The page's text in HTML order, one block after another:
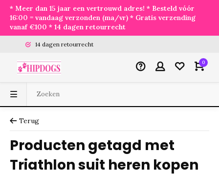
* Meer dan 15 jaar een vertrouwd adres! * Besteld vóór
16:00 = vandaag verzonden (ma/vr) * Gratis verzending
vanaf €100 * 14 dagen retourrecht
14 dagen retourrecht
0
Terug
Producten getagd met
Triathlon suit heren kopen